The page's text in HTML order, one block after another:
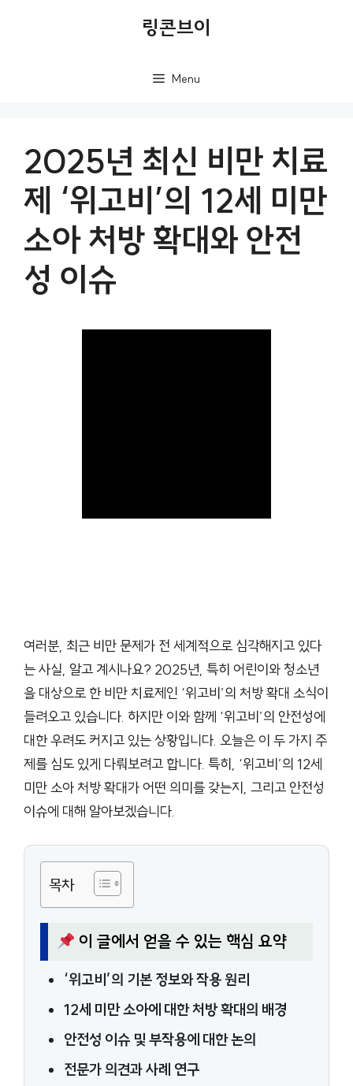
링콘브이
Menu
2025년 최신 비만 치료
제 ‘위고비’의 12세 미만
소아 처방 확대와 안전
성 이슈
여러분, 최근 비만 문제가 전 세계적으로 심각해지고 있다
는 사실, 알고 계시나요? 2025년, 특히 어린이와 청소년
을 대상으로 한 비만 치료제인 ‘위고비’의 처방 확대 소식이
들려오고 있습니다. 하지만 이와 함께 ‘위고비’의 안전성에
대한 우려도 커지고 있는 상황입니다. 오늘은 이 두 가지 주
제를 심도 있게 다뤄보려고 합니다. 특히, ‘위고비’의 12세
미만 소아 처방 확대가 어떤 의미를 갖는지, 그리고 안전성
이슈에 대해 알아보겠습니다.
목차
이 글에서 얻을 수 있는 핵심 요약
‘위고비’의 기본 정보와 작용 원리
12세 미만 소아에 대한 처방 확대의 배경
안전성 이슈 및 부작용에 대한 논의
전문가 의견과 사례 연구